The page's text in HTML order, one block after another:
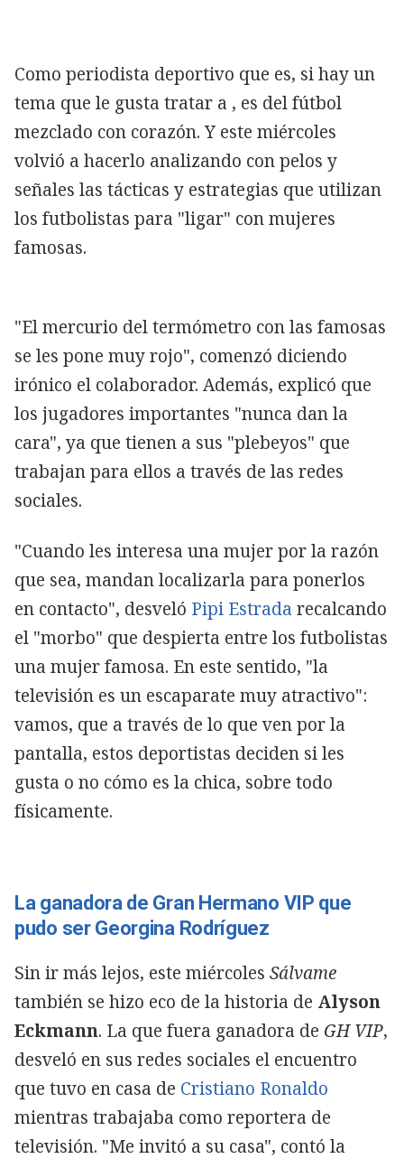
Como periodista deportivo que es, si hay un
tema que le gusta tratar a , es del fútbol
mezclado con corazón. Y este miércoles
volvió a hacerlo analizando con pelos y
señales las tácticas y estrategias que utilizan
los futbolistas para "ligar" con mujeres
famosas.
"El mercurio del termómetro con las famosas
se les pone muy rojo", comenzó diciendo
irónico el colaborador. Además, explicó que
los jugadores importantes "nunca dan la
cara", ya que tienen a sus "plebeyos" que
trabajan para ellos a través de las redes
sociales.
"Cuando les interesa una mujer por la razón
que sea, mandan localizarla para ponerlos
en contacto", desveló Pipi Estrada recalcando
el "morbo" que despierta entre los futbolistas
una mujer famosa. En este sentido, "la
televisión es un escaparate muy atractivo":
vamos, que a través de lo que ven por la
pantalla, estos deportistas deciden si les
gusta o no cómo es la chica, sobre todo
físicamente.
La ganadora de Gran Hermano VIP que
pudo ser Georgina Rodríguez
Sin ir más lejos, este miércoles Sálvame
también se hizo eco de la historia de Alyson
Eckmann. La que fuera ganadora de GH VIP,
desveló en sus redes sociales el encuentro
que tuvo en casa de Cristiano Ronaldo
mientras trabajaba como reportera de
televisión. "Me invitó a su casa", contó la